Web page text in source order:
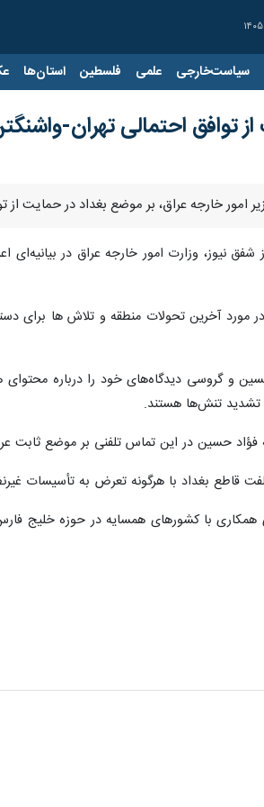
سیاست‌خارجی علمی فلسطین استان‌ها
توافق احتمالی تهران-
امور خارجه عراق، بر موضع بغداد در حمایت از
شفق نیوز، وزارت امور خارجه عراق در
در مورد آخرین تحولات منطقه و تلاش‌ ها
و گروسی دیدگاه‌های خود را درباره
تشدید تنش‌ها هستند.
فؤاد حسین در این تماس تلفنی بر موضع ثابت
قاطع بغداد با هرگونه تعرض به تأسیسات
همکاری با کشورهای همسایه در حوزه خلیج